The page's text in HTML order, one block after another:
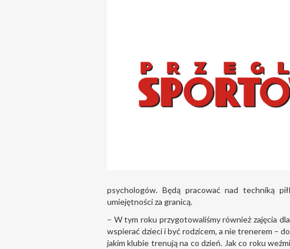
psychologów. Będą pracować nad techniką
umiejętności za granicą.
– W tym roku przygotowaliśmy również zajęcia
wspierać dzieci i być rodzicem, a nie trenerem –
jakim klubie trenują na co dzień. Jak co roku